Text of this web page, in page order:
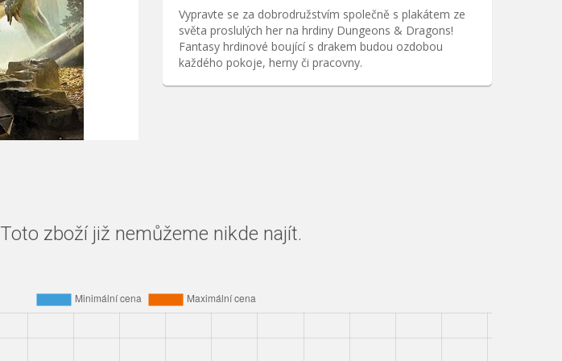
Vypravte se za dobrodružstvím společně s plakátem ze
světa proslulých her na hrdiny Dungeons & Dragons!
Fantasy hrdinové boující s drakem budou ozdobou
každého pokoje, herny či pracovny.
Toto zboží již nemůžeme nikde najít.